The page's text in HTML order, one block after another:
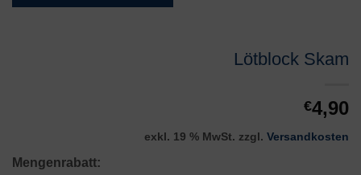
Lötblock Skam
€4,90
exkl. 19 % MwSt. zzgl. Versandkosten
Mengenrabatt: